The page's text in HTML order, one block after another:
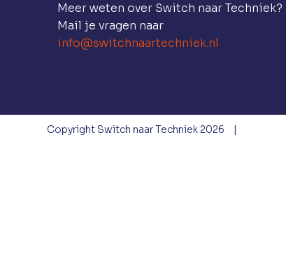
Meer weten over Switch naar Techniek?
Mail je vragen naar
info@switchnaartechniek.nl
Copyright Switch naar Techniek 2026 |